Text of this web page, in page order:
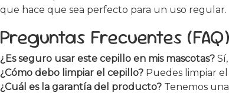
que hace que sea perfecto para un uso regular.
Preguntas Frecuentes (FAQ)
¿Es seguro usar este cepillo en mis mascotas?
¿Cómo debo limpiar el cepillo? Puedes limpiar
¿Cuál es la garantía del producto? Tenemos